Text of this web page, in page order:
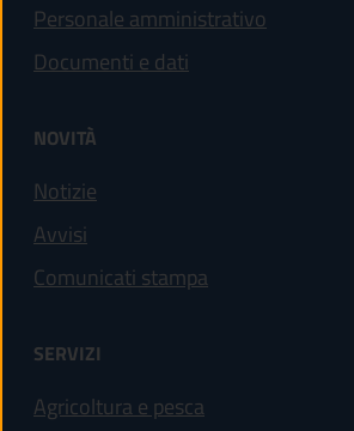
Personale amministrativo
Documenti e dati
NOVITÀ
Notizie
Avvisi
Comunicati stampa
SERVIZI
Agricoltura e pesca